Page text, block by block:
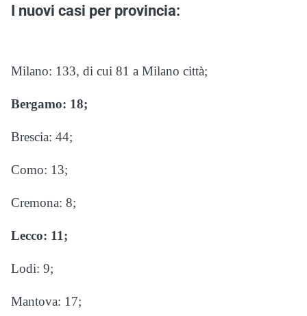
I nuovi casi per provincia:
Milano: 133, di cui 81 a Milano città;
Bergamo: 18;
Brescia: 44;
Como: 13;
Cremona: 8;
Lecco: 11;
Lodi: 9;
Mantova: 17;